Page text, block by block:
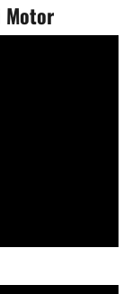
Motor